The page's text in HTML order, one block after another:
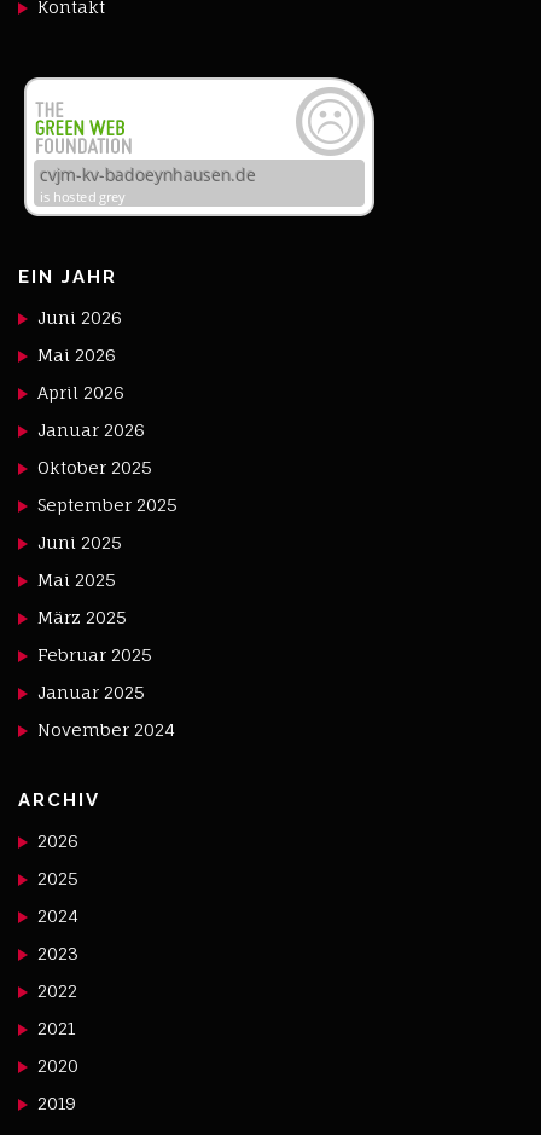
Kontakt
EIN JAHR
Juni 2026
Mai 2026
April 2026
Januar 2026
Oktober 2025
September 2025
Juni 2025
Mai 2025
März 2025
Februar 2025
Januar 2025
November 2024
ARCHIV
2026
2025
2024
2023
2022
2021
2020
2019